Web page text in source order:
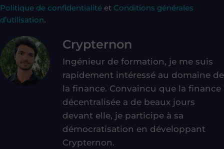
Politique de confidentialité et Conditions générales
d’utilisation.
Crypternon
Ingénieur de formation, je me suis
rapidement intéressé au domaine de
la finance. Convaincu que la finance
décentralisée a de beaux jours
devant elle, je participe à sa
démocratisation en développant
Crypternon.